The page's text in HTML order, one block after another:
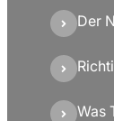
Der
Was